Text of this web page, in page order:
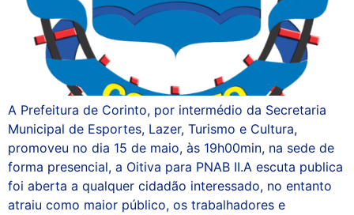
A Prefeitura de Corinto, por intermédio da Secretaria
Municipal de Esportes, Lazer, Turismo e Cultura,
promoveu no dia 15 de maio, às 19h00min, na sede de
forma presencial, a Oitiva para PNAB II.A escuta publica
foi aberta a qualquer cidadão interessado, no entanto
atraiu como maior público, os trabalhadores e